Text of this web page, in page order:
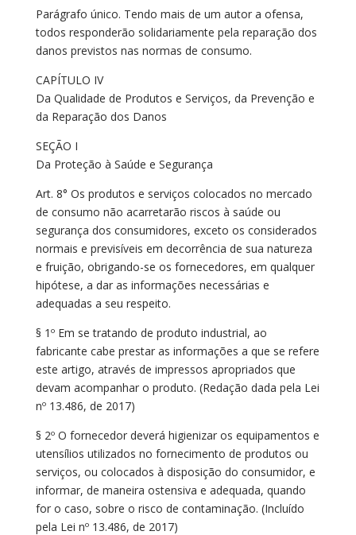
Parágrafo único. Tendo mais de um autor a ofensa,
todos responderão solidariamente pela reparação dos
danos previstos nas normas de consumo.
CAPÍTULO IV
Da Qualidade de Produtos e Serviços, da Prevenção e
da Reparação dos Danos
SEÇÃO I
Da Proteção à Saúde e Segurança
Art. 8° Os produtos e serviços colocados no mercado
de consumo não acarretarão riscos à saúde ou
segurança dos consumidores, exceto os considerados
normais e previsíveis em decorrência de sua natureza
e fruição, obrigando-se os fornecedores, em qualquer
hipótese, a dar as informações necessárias e
adequadas a seu respeito.
§ 1º Em se tratando de produto industrial, ao
fabricante cabe prestar as informações a que se refere
este artigo, através de impressos apropriados que
devam acompanhar o produto. (Redação dada pela Lei
nº 13.486, de 2017)
§ 2º O fornecedor deverá higienizar os equipamentos e
utensílios utilizados no fornecimento de produtos ou
serviços, ou colocados à disposição do consumidor, e
informar, de maneira ostensiva e adequada, quando
for o caso, sobre o risco de contaminação. (Incluído
pela Lei nº 13.486, de 2017)